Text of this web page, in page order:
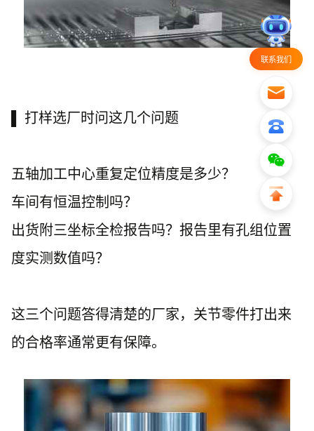
▌ 打样选厂时问这几个问题
五轴加工中心重复定位精度是多少？
车间有恒温控制吗？
出货附三坐标全检报告吗？报告里有孔组位置
度实测数值吗？
这三个问题答得清楚的厂家，关节零件打出来
的合格率通常更有保障。
联系我们